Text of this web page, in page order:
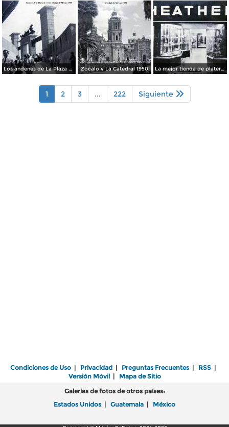
Los andenes de La Plaza de toros Ciudad de México 1950 Zocalo y La Catedral 1950 La mejor tienda de plateria.
1 2 3 ... 222 Siguiente
Condiciones de Uso | Privacidad | Preguntas Frecuentes | RSS |
Versión Móvil| Mapa de Sitio
Galerías de fotos de otros países:
Estados Unidos | Guatemala | México